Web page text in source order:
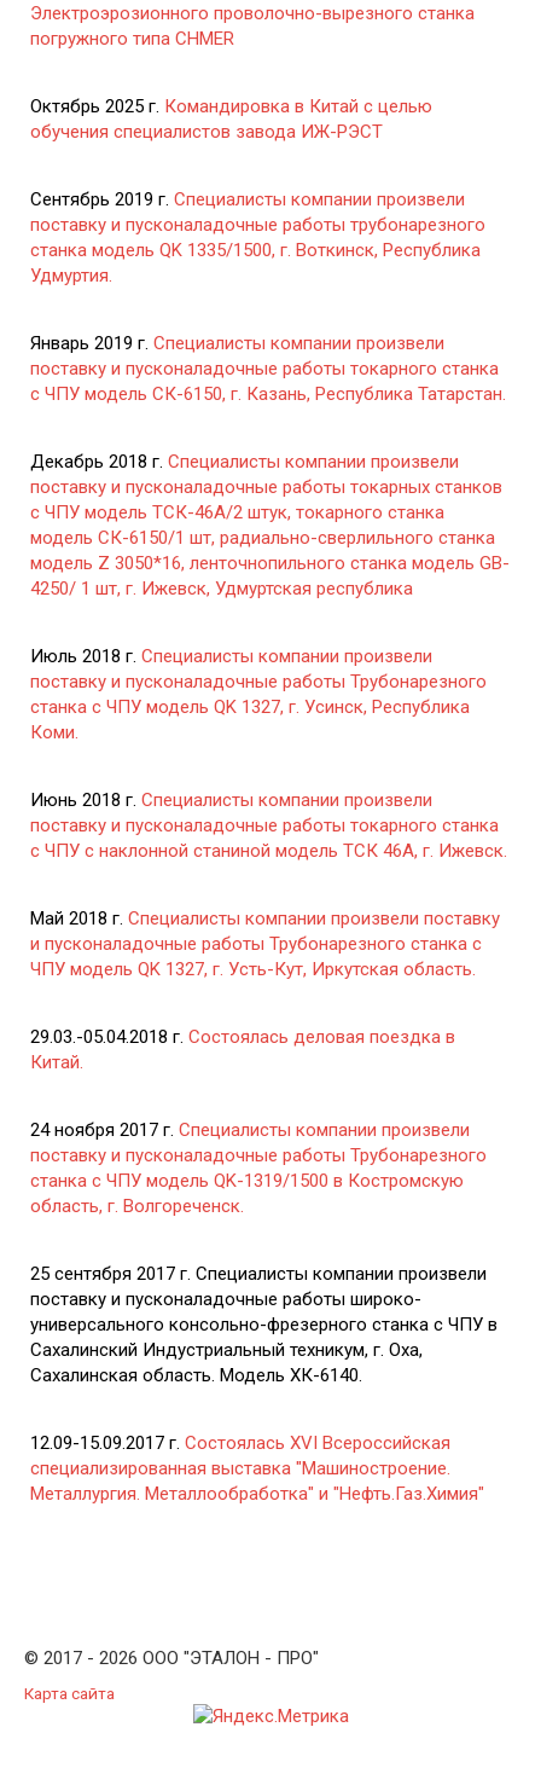
Электроэрозионного проволочно-вырезного станка
погружного типа CHMER
Октябрь 2025 г. Командировка в Китай с целью
обучения специалистов завода ИЖ-РЭСТ
Сентябрь 2019 г. Специалисты компании произвели
поставку и пусконаладочные работы трубонарезного
станка модель QK 1335/1500, г. Воткинск, Республика
Удмуртия.
Январь 2019 г. Специалисты компании произвели
поставку и пусконаладочные работы токарного станка
с ЧПУ модель СК-6150, г. Казань, Республика Татарстан.
Декабрь 2018 г. Специалисты компании произвели
поставку и пусконаладочные работы токарных станков
с ЧПУ модель ТСК-46А/2 штук, токарного станка
модель СК-6150/1 шт, радиально-сверлильного станка
модель Z 3050*16, ленточнопильного станка модель GB-
4250/ 1 шт, г. Ижевск, Удмуртская республика
Июль 2018 г. Специалисты компании произвели
поставку и пусконаладочные работы Трубонарезного
станка с ЧПУ модель QK 1327, г. Усинск, Республика
Коми.
Июнь 2018 г. Специалисты компании произвели
поставку и пусконаладочные работы токарного станка
с ЧПУ с наклонной станиной модель ТСК 46А, г. Ижевск.
Май 2018 г. Специалисты компании произвели поставку
и пусконаладочные работы Трубонарезного станка с
ЧПУ модель QK 1327, г. Усть-Кут, Иркутская область.
29.03.-05.04.2018 г. Состоялась деловая поездка в
Китай.
24 ноября 2017 г. Специалисты компании произвели
поставку и пусконаладочные работы Трубонарезного
станка с ЧПУ модель QK-1319/1500 в Костромскую
область, г. Волгореченск.
25 сентября 2017 г. Специалисты компании произвели
поставку и пусконаладочные работы широко-
универсального консольно-фрезерного станка с ЧПУ в
Сахалинский Индустриальный техникум, г. Оха,
Сахалинская область. Модель ХК-6140.
12.09-15.09.2017 г. Состоялась XVI Всероссийская
специализированная выставка "Машиностроение.
Металлургия. Металлообработка" и "Нефть.Газ.Химия"
© 2017 - 2026 ООО "ЭТАЛОН - ПРО"
Карта сайта